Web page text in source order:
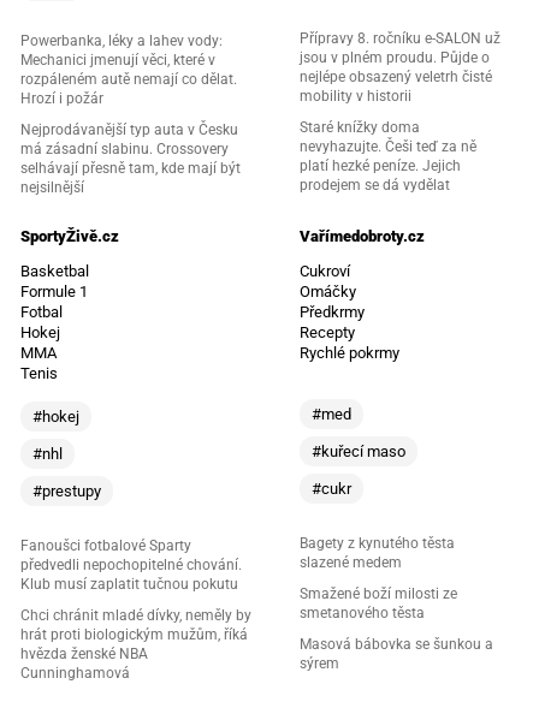
Powerbanka, léky a lahev vody:
Mechanici jmenují věci, které v
rozpáleném autě nemají co dělat.
Hrozí i požár
Nejprodávanější typ auta v Česku
má zásadní slabinu. Crossovery
selhávají přesně tam, kde mají být
nejsilnější
Přípravy 8. ročníku e-SALON už
jsou v plném proudu. Půjde o
nejlépe obsazený veletrh čisté
mobility v historii
Staré knížky doma
nevyhazujte. Češi teď za ně
platí hezké peníze. Jejich
prodejem se dá vydělat
SportyŽivě.cz
Basketbal
Formule 1
Fotbal
Hokej
MMA
Tenis
#hokej
#nhl
#prestupy
Fanoušci fotbalové Sparty
předvedli nepochopitelné chování.
Klub musí zaplatit tučnou pokutu
Chci chránit mladé dívky, neměly by
hrát proti biologickým mužům, říká
hvězda ženské NBA
Cunninghamová
Vařímedobroty.cz
Cukroví
Omáčky
Předkrmy
Recepty
Rychlé pokrmy
#med
#kuřecí maso
#cukr
Bagety z kynutého těsta
slazené medem
Smažené boží milosti ze
smetanového těsta
Masová bábovka se šunkou a
sýrem